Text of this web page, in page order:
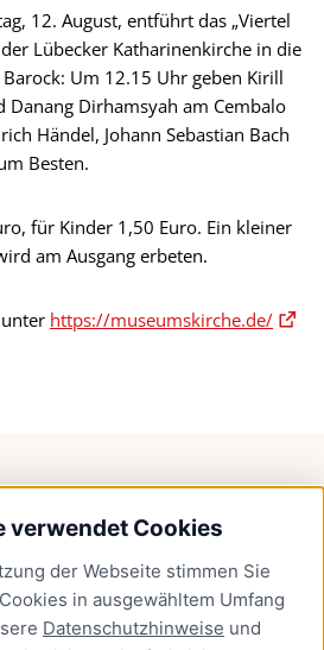
verwendet Cookies
der Webseite stimmen Sie
in ausgewähltem Umfang
Datenschutzhinweise und
12. August, entführt das „Viertel
Lübecker Katharinenkirche in die
Um 12.15 Uhr geben Kirill
Danang Dirhamsyah am Cembalo
Händel, Johann Sebastian Bach
Besten.
für Kinder 1,50 Euro. Ein kleiner
am Ausgang erbeten.
https://museumskirche.de/